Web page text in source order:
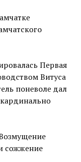
Первая
Витуса
поневоле дал
сожжение